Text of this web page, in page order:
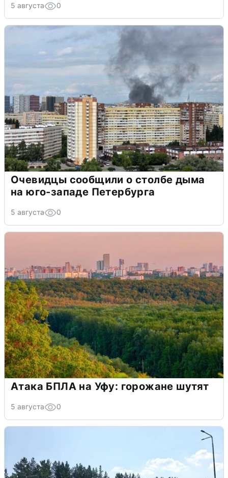
5 августа 0
Очевидцы сообщили о столбе дыма
на юго-западе Петербурга
5 августа 0
Атака БПЛА на Уфу: горожане шутят
5 августа 0